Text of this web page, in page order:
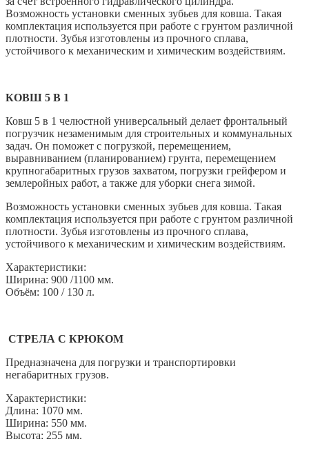
Возможность установки сменных зубьев для ковша. Такая
комплектация используется при работе с грунтом различной
плотности. Зубья изготовлены из прочного сплава,
устойчивого к механическим и химическим воздействиям.
КОВШ 5 В 1
Ковш 5 в 1 челюстной универсальный делает фронтальный
погрузчик незаменимым для строительных и коммунальных
задач. Он поможет с погрузкой, перемещением,
выравниванием (планированием) грунта, перемещением
крупногабаритных грузов захватом, погрузки грейфером и
землеройных работ, а также для уборки снега зимой.
Возможность установки сменных зубьев для ковша. Такая
комплектация используется при работе с грунтом различной
плотности. Зубья изготовлены из прочного сплава,
устойчивого к механическим и химическим воздействиям.
Характеристики:
Ширина: 900 /1100 мм.
Объём: 100 / 130 л.
СТРЕЛА С КРЮКОМ
Предназначена для погрузки и транспортировки
негабаритных грузов.
Характеристики:
Длина: 1070 мм.
Ширина: 550 мм.
Высота: 255 мм.